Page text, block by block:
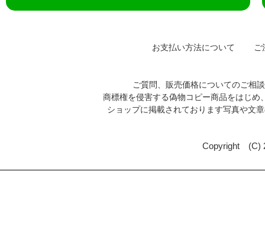
お支払い方法について ご
ご質問、販売価格についてのご相
商標権を侵害する偽物コピー商品をはじ
ショップに掲載されております写真や
Copyright (C)